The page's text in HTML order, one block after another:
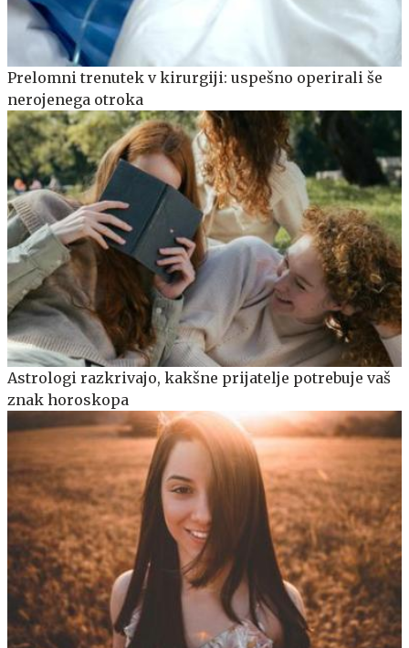
Prelomni trenutek v kirurgiji: uspešno operirali še
nerojenega otroka
Astrologi razkrivajo, kakšne prijatelje potrebuje vaš
znak horoskopa